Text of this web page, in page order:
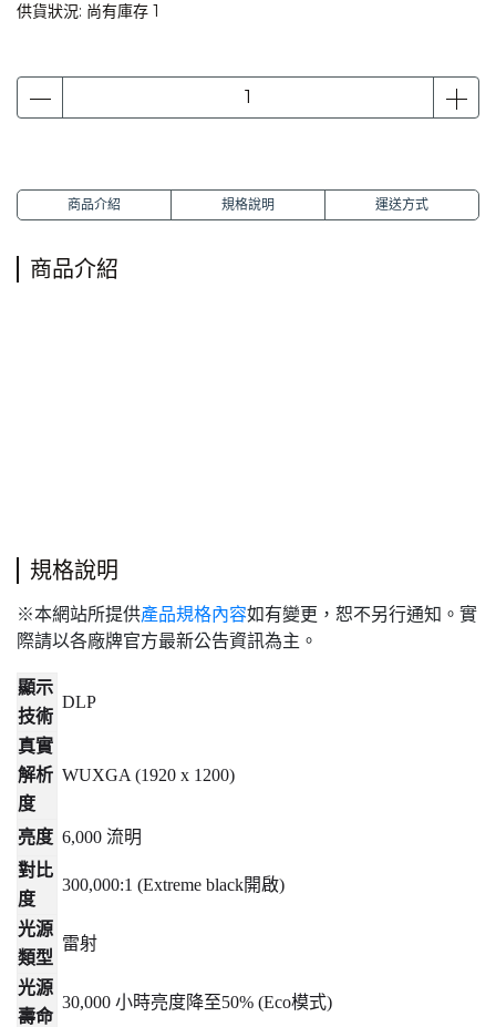
供貨狀況: 尚有庫存 1
商品介紹 規格說明 運送方式
商品介紹
規格說明
※本網站所提供產品規格內容如有變更，恕不另行通知。實
際請以各廠牌官方最新公告資訊為主。
顯示
技術
DLP
真實
解析
度
WUXGA (1920 x 1200)
亮度 6,000 流明
對比
度
300,000:1 (Extreme black開啟)
光源
類型
雷射
光源
壽命
30,000 小時亮度降至50% (Eco模式)